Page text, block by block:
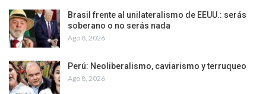
Brasil frente al unilateralismo de EEUU.: serás
soberano o no serás nada
Ago 8, 2026
Perú: Neoliberalismo, caviarismo y terruqueo
Ago 8, 2026